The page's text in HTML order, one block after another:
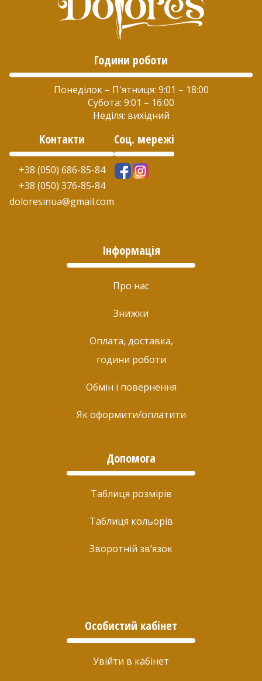
Години роботи
Понеділок – П'ятниця: 9:01 – 18:00
Субота: 9:01 – 16:00
Неділя: вихідний
Контакти
+38 (050) 686-85-84
+38 (050) 376-85-84
doloresinua@gmail.com
Соц. мережі
Інформація
Про нас
Знижки
Оплата, доставка,
години роботи
Обмін і повернення
Як оформити/оплатити
Допомога
Таблиця розмірів
Таблиця кольорів
Зворотній зв’язок
Особистий кабінет
Увійти в кабінет